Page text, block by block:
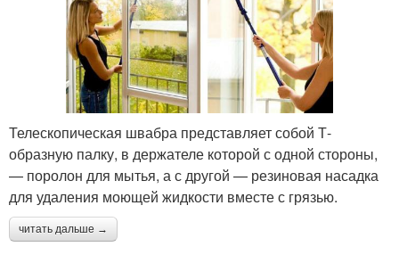
Телескопическая швабра представляет собой Т-
образную палку, в держателе которой с одной стороны,
— поролон для мытья, а с другой — резиновая насадка
для удаления моющей жидкости вместе с грязью.
читать дальше →